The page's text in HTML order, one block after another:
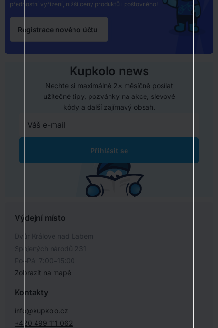
přednostní vyřízení, nižší ceny produktů i poštovného!
Registrace nového účtu
Kupkolo news
Nechte si maximálně 2× měsíčně posílat
užitečné tipy, pozvánky na akce, slevové
kódy a další zajímavý obsah.
Přihlásit se
Kontakty
info@kupkolo.cz
+420 499 111 062
Výdejní místo
Dvůr Králové nad Labem
Spojených národů 231
Po–Pá, 7:00–15:00
Zobrazit na mapě